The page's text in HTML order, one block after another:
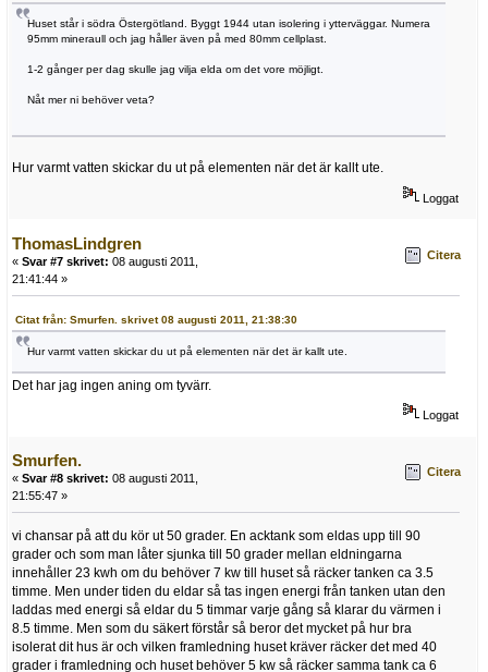
Huset står i södra Östergötland. Byggt 1944 utan isolering i ytterväggar. Numera
95mm mineraull och jag håller även på med 80mm cellplast.
1-2 gånger per dag skulle jag vilja elda om det vore möjligt.
Nåt mer ni behöver veta?
Hur varmt vatten skickar du ut på elementen när det är kallt ute.
Loggat
ThomasLindgren
« Svar #7 skrivet: 08 augusti 2011,
21:41:44 »
Citera
Citat från: Smurfen. skrivet 08 augusti 2011, 21:38:30
Hur varmt vatten skickar du ut på elementen när det är kallt ute.
Det har jag ingen aning om tyvärr.
Loggat
Smurfen.
« Svar #8 skrivet: 08 augusti 2011,
21:55:47 »
Citera
vi chansar på att du kör ut 50 grader. En acktank som eldas upp till 90
grader och som man låter sjunka till 50 grader mellan eldningarna
innehåller 23 kwh om du behöver 7 kw till huset så räcker tanken ca 3.5
timme. Men under tiden du eldar så tas ingen energi från tanken utan den
laddas med energi så eldar du 5 timmar varje gång så klarar du värmen i
8.5 timme. Men som du säkert förstår så beror det mycket på hur bra
isolerat dit hus är och vilken framledning huset kräver räcker det med 40
grader i framledning och huset behöver 5 kw så räcker samma tank ca 6